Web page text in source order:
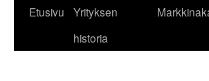
Etusivu
Yrityksen
historia